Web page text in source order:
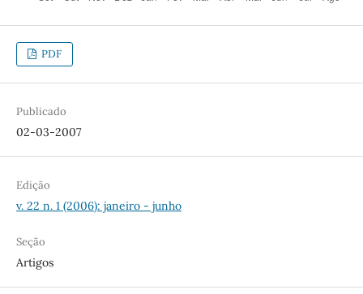
PDF
Publicado
02-03-2007
Edição
v. 22 n. 1 (2006): janeiro - junho
Seção
Artigos